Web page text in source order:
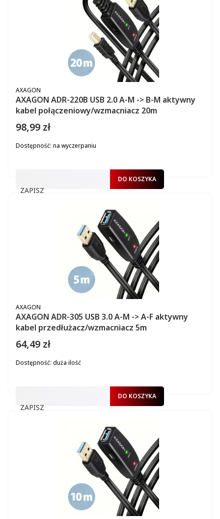
AXAGON ADR-220B USB 2.0 A-M -> B-M aktywny
kabel połączeniowy/wzmacniacz 20m
PRODUCENT
AXAGON
Cena
98,99 zł
Dostępność: na wyczerpaniu
ZAPISZ
DO KOSZYKA
AXAGON ADR-305 USB 3.0 A-M -> A-F aktywny
kabel przedłużacz/wzmacniacz 5m
PRODUCENT
AXAGON
Cena
64,49 zł
Dostępność: duża ilość
ZAPISZ
DO KOSZYKA